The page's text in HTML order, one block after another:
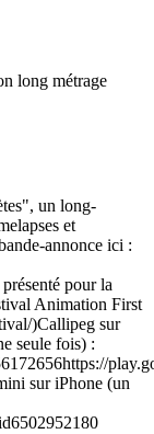
long métrage
un long-
et
annonce ici :
pour la
Animation First
)Callipeg sur
seule fois) :
sur iPhone (un